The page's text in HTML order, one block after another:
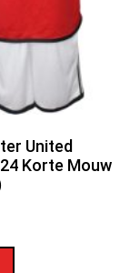
United
Korte Mouw